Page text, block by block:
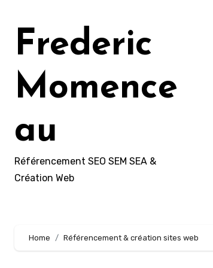
contenu
principalFrederic
Momence
au
Référencement SEO SEM SEA &
Création Web
Home Référencement & création sites web